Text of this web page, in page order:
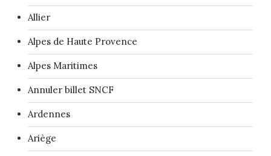
Allier
Alpes de Haute Provence
Alpes Maritimes
Annuler billet SNCF
Ardennes
Ariège